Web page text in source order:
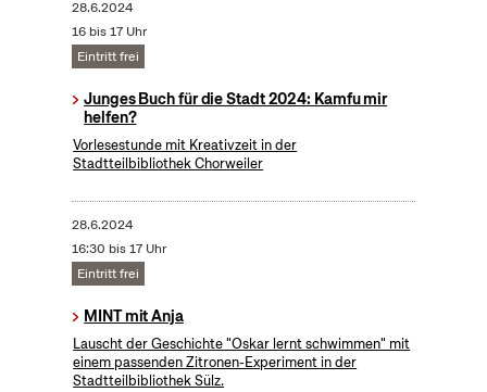
28.6.2024
16 bis 17 Uhr
Eintritt frei
Junges Buch für die Stadt 2024: Kamfu mir
helfen?
Vorlesestunde mit Kreativzeit in der
Stadtteilbibliothek Chorweiler
28.6.2024
16:30 bis 17 Uhr
Eintritt frei
MINT mit Anja
Lauscht der Geschichte "Oskar lernt schwimmen" mit
einem passenden Zitronen-Experiment in der
Stadtteilbibliothek Sülz.